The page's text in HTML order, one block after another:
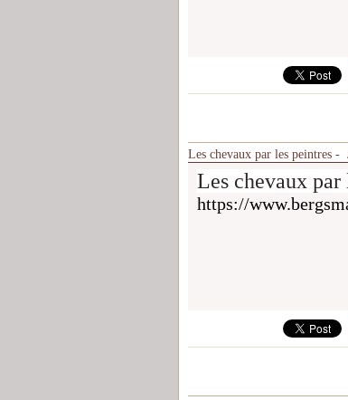
Les chevaux par les peintres -
Les chevaux
https://